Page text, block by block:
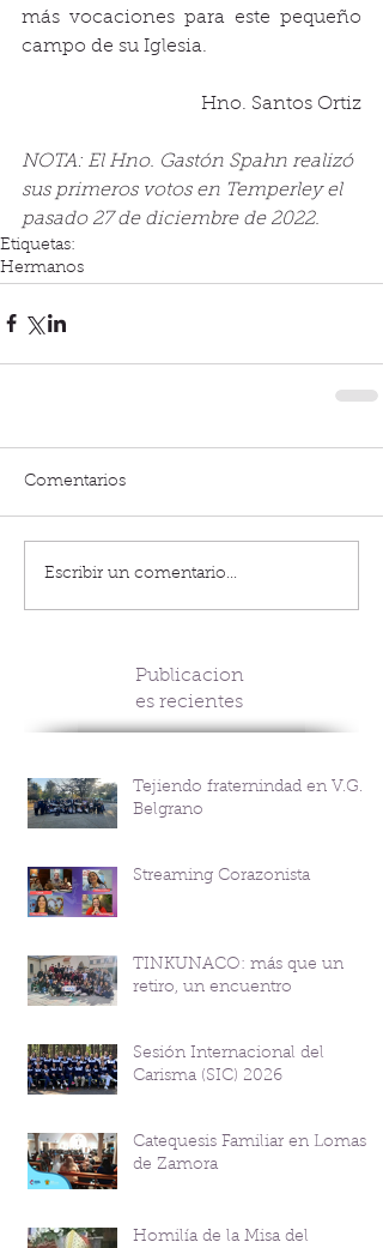
más vocaciones para este pequeño
campo de su Iglesia.
Hno. Santos Ortiz
NOTA: El Hno. Gastón Spahn realizó
sus primeros votos en Temperley el
pasado 27 de diciembre de 2022.
Etiquetas:
Hermanos
Comentarios
Escribir un comentario...
Publicacion
es recientes
Tejiendo fraternindad en V.G.
Belgrano
Streaming Corazonista
TINKUNACO: más que un
retiro, un encuentro
Sesión Internacional del
Carisma (SIC) 2026
Catequesis Familiar en Lomas
de Zamora
Homilía de la Misa del